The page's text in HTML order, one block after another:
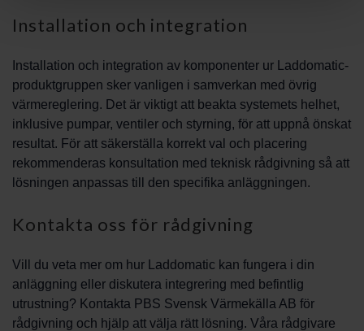
Installation och integration
Installation och integration av komponenter ur Laddomatic-
produktgruppen sker vanligen i samverkan med övrig
värmereglering. Det är viktigt att beakta systemets helhet,
inklusive pumpar, ventiler och styrning, för att uppnå önskat
resultat. För att säkerställa korrekt val och placering
rekommenderas konsultation med teknisk rådgivning så att
lösningen anpassas till den specifika anläggningen.
Kontakta oss för rådgivning
Vill du veta mer om hur Laddomatic kan fungera i din
anläggning eller diskutera integrering med befintlig
utrustning? Kontakta PBS Svensk Värmekälla AB för
rådgivning och hjälp att välja rätt lösning. Våra rådgivare